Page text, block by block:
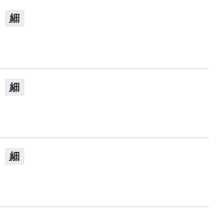
細
細
細